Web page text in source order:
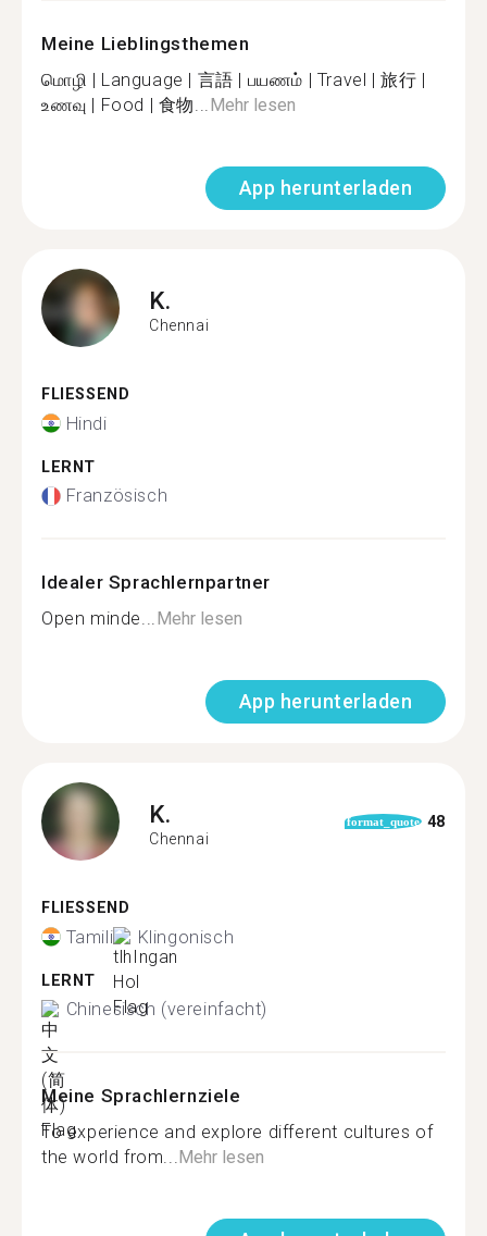
Meine Lieblingsthemen
மொழி | Language | 言語 | பயணம் | Travel | 旅行 |
உணவு | Food | 食物...Mehr lesen
App herunterladen
K.
Chennai
FLIESSEND
Hindi
LERNT
Französisch
Idealer Sprachlernpartner
Open minde...Mehr lesen
App herunterladen
K.
Chennai
format_quote 48
FLIESSEND
Tamili Klingonisch
LERNT
Chinesisch (vereinfacht)
Meine Sprachlernziele
To experience and explore different cultures of
the world from...Mehr lesen